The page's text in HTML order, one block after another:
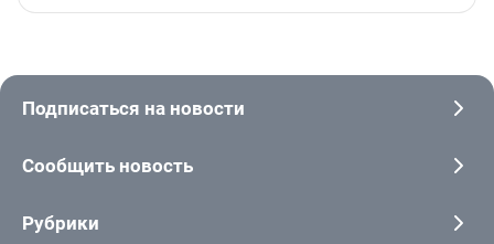
Подписаться на новости
Сообщить новость
Рубрики